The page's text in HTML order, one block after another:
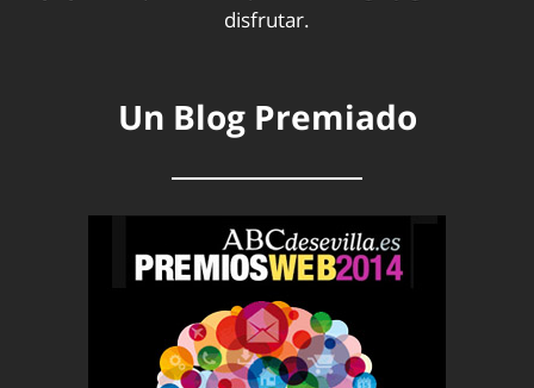
disfrutar.
Un Blog Premiado